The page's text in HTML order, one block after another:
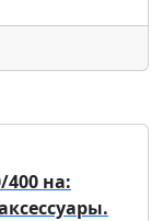
400 на: